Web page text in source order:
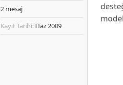
2 mesaj
Kayıt Tarihi: Haz 2009